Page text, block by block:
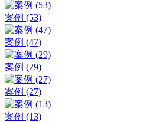
案例 (53)
案例 (47)
案例 (29)
案例 (27)
案例 (13)